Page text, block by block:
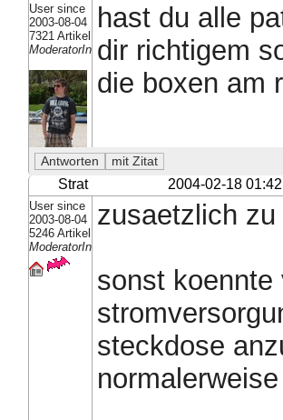
User since
2003-08-04
7321 Artikel
ModeratorIn
hast du alle
dir richtigem
die boxen am
Strat 2004-02-18 01:42
User since
2003-08-04
5246 Artikel
ModeratorIn
zusaetzlich
sonst
steckdose